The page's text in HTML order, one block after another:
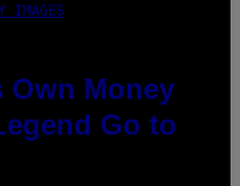
IMAGES
Own Money
Go to